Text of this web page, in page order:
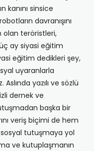
kanını sinsice
davranışını
olan teröristleri,
ay siyasi eğitim
eğitim dedikleri şey,
uyaranlarla
yazılı ve sözlü
dernek ve
başka bir
veriş biçimi de hem
tutuşmaya yol
ve kutuplaşmanın